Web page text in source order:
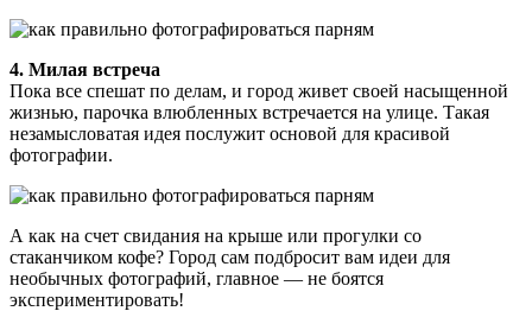
4. Милая встреча
Пока все спешат по делам, и город живет своей насыщенной
жизнью, парочка влюбленных встречается на улице. Такая
незамысловатая идея послужит основой для красивой
фотографии.
А как на счет свидания на крыше или прогулки со
стаканчиком кофе? Город сам подбросит вам идеи для
необычных фотографий, главное — не боятся
экспериментировать!